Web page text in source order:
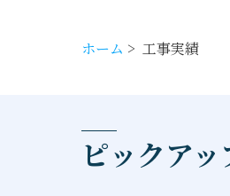
ホーム > 工事実績
ピックアッ